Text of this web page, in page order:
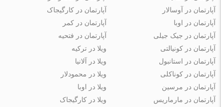
آپارتمان در آوسالار
آپارتمان در اوبا
آپارتمان در جیک جیلی
آپارتمان در کارگیجاک
آپارتمان در کمر
آپارتمان در فتحیه
آپارتمان در کونیالتی
آپارتمان در استانبول
آپارتمان در کوناکلی
آپارتمان در مرسین
آپارتمان در مارماریس
ویلا در ترکیه
ویلا در آلانیا
ویلا در محمودلار
ویلا در اوبا
ویلا در کارگیجاک